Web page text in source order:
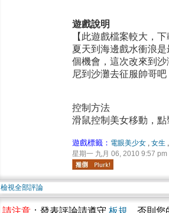
遊戲說明
【此遊戲檔案較大，
夏天到海邊戲水衝浪
個機會，這次改來到
尼到沙灘去征服帥哥吧
控制方法
滑鼠控制美女移動，
遊戲標籤： 電眼美少女 , 女生
星期一 九月 06, 2010 9:57 pm
檢視全部評論
請注意 ：發表評論請遵守 板規 ，否則